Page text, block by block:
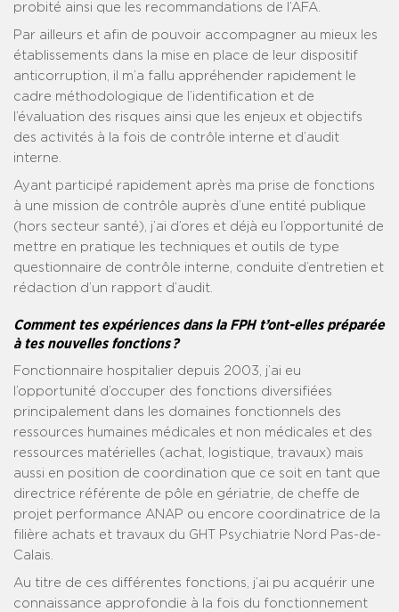
probité ainsi que les recommandations de l’AFA.
Par ailleurs et afin de pouvoir accompagner au mieux les
établissements dans la mise en place de leur dispositif
anticorruption, il m’a fallu appréhender rapidement le
cadre méthodologique de l’identification et de
l’évaluation des risques ainsi que les enjeux et objectifs
des activités à la fois de contrôle interne et d’audit
interne.
Ayant participé rapidement après ma prise de fonctions
à une mission de contrôle auprès d’une entité publique
(hors secteur santé), j’ai d’ores et déjà eu l’opportunité de
mettre en pratique les techniques et outils de type
questionnaire de contrôle interne, conduite d’entretien et
rédaction d’un rapport d’audit.
Comment tes expériences dans la FPH t’ont-elles préparée
à tes nouvelles fonctions ?
Fonctionnaire hospitalier depuis 2003, j’ai eu
l’opportunité d’occuper des fonctions diversifiées
principalement dans les domaines fonctionnels des
ressources humaines médicales et non médicales et des
ressources matérielles (achat, logistique, travaux) mais
aussi en position de coordination que ce soit en tant que
directrice référente de pôle en gériatrie, de cheffe de
projet performance ANAP ou encore coordinatrice de la
filière achats et travaux du GHT Psychiatrie Nord Pas-de-
Calais.
Au titre de ces différentes fonctions, j’ai pu acquérir une
connaissance approfondie à la fois du fonctionnement